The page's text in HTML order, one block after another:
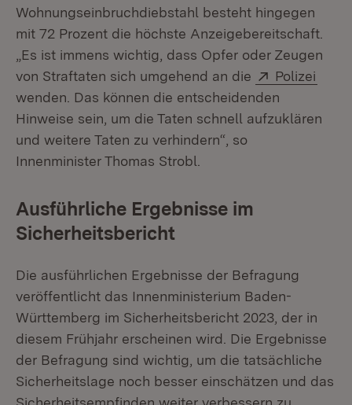
Wohnungseinbruchdiebstahl besteht hingegen
mit 72 Prozent die höchste Anzeigebereitschaft.
„Es ist immens wichtig, dass Opfer oder Zeugen
von Straftaten sich umgehend an die
Extern:
Polizei
wenden. Das können die entscheidenden
Hinweise sein, um die Taten schnell aufzuklären
und weitere Taten zu verhindern“, so
Innenminister Thomas Strobl.
Ausführliche Ergebnisse im
Sicherheitsbericht
Die ausführlichen Ergebnisse der Befragung
veröffentlicht das Innenministerium Baden-
Württemberg im Sicherheitsbericht 2023, der in
diesem Frühjahr erscheinen wird. Die Ergebnisse
der Befragung sind wichtig, um die tatsächliche
Sicherheitslage noch besser einschätzen und das